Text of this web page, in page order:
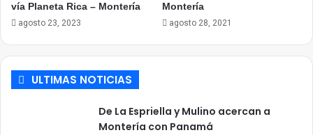
vía Planeta Rica – Montería
agosto 23, 2023
Montería
agosto 28, 2021
ULTIMAS NOTICIAS
De La Espriella y Mulino acercan a
Montería con Panamá